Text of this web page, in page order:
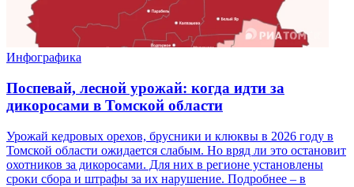
Инфографика
Поспевай, лесной урожай: когда идти за
дикоросами в Томской области
Урожай кедровых орехов, брусники и клюквы в 2026 году в
Томской области ожидается слабым. Но вряд ли это остановит
охотников за дикоросами. Для них в регионе установлены
сроки сбора и штрафы за их нарушение. Подробнее – в